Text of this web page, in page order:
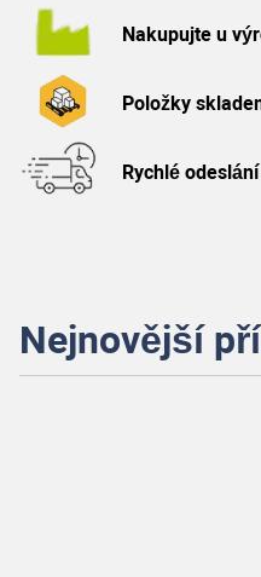
Nakupujte u
Položky
Rychlé odeslání
Nejnovější